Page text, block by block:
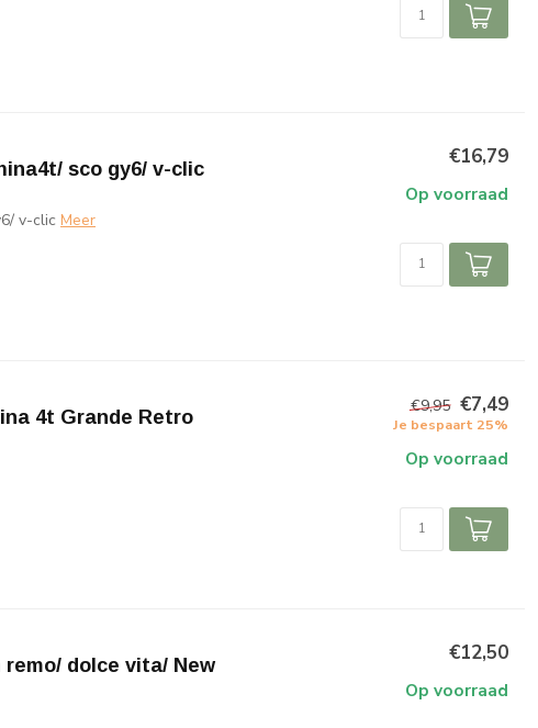
sco gy6/ v-clic
v-clic Meer
€16,79
Op voorraad
4t Grande Retro
€9,95 €7,49
Je bespaart 25%
Op voorraad
dolce vita/ New
€12,50
Op voorraad